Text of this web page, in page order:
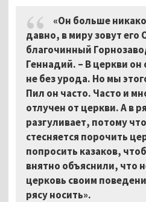
«Он больше
давно, в миру зовут его
благочинный
Геннадий. – В церкви он
не без урода. Но мы
Пил он часто. Часто и
отлучен от церкви. А в
разгуливает, потому
стесняется порочить
попросить казаков,
внятно объяснили, что
церковь своим
рясу носить».